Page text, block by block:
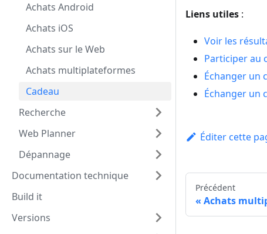
Achats Android
Achats iOS
Achats sur le Web
Achats multiplateformes
Cadeau
Recherche
Web Planner
Dépannage
Documentation technique
Build it
Versions
Liens utiles :
Voir les
Participer au
Échanger un
Échanger un
Éditer cette
Précédent
Achats